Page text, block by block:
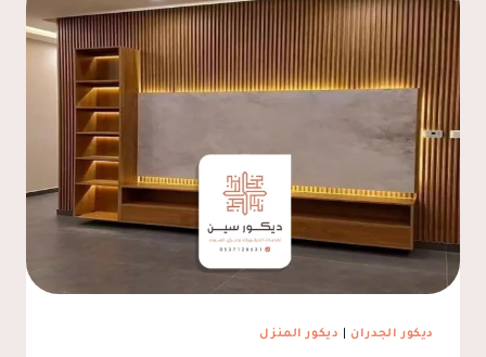
ديكور الجدران ديكور المنزل